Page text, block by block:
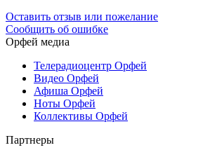
Оставить отзыв или пожелание
Сообщить об ошибке
Орфей медиа
Телерадиоцентр Орфей
Видео Орфей
Афиша Орфей
Ноты Орфей
Коллективы Орфей
Партнеры